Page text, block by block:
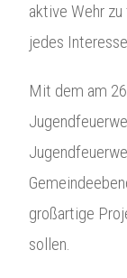
aktive Wehr
jedes
Mit dem am
großartige
sollen.